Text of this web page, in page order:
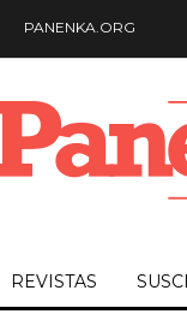
PANENKA.ORG
REVISTAS